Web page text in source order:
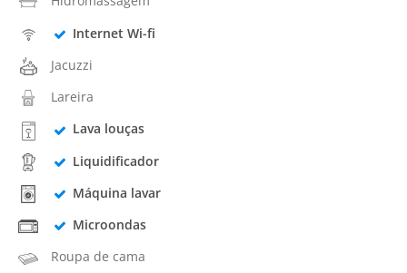
Internet Wi-fi
Jacuzzi
Lareira
Lava louças
Liquidificador
Máquina lavar
Microondas
Roupa de cama